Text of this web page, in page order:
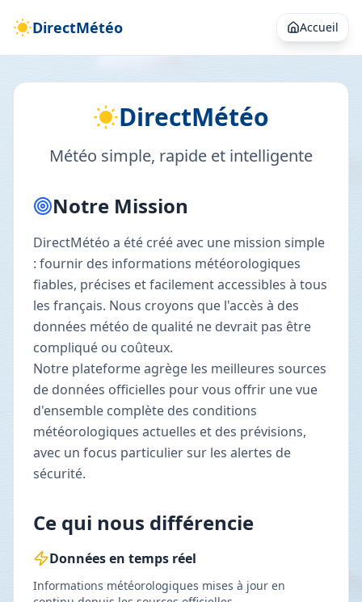
DirectMétéo Accueil
À propos de DirectMétéoDirectMétéo
Météo simple, rapide et intelligente
Notre Mission
DirectMétéo a été créé avec une mission simple
: fournir des informations météorologiques
fiables, précises et facilement accessibles à tous
les français. Nous croyons que l'accès à des
données météo de qualité ne devrait pas être
compliqué ou coûteux.
Notre plateforme agrège les meilleures sources
de données officielles pour vous offrir une vue
d'ensemble complète des conditions
météorologiques actuelles et des prévisions,
avec un focus particulier sur les alertes de
sécurité.
Ce qui nous différencie
Données en temps réel
Informations météorologiques mises à jour en